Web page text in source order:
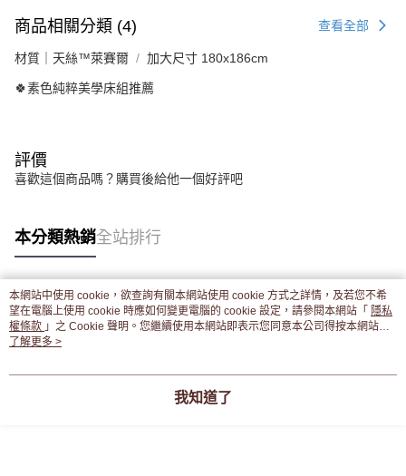
商品相關分類 (4) 查看全部
材質｜天絲™萊賽爾 加大尺寸 180x186cm
🍀素色純粹美學床組推薦
評價
喜歡這個商品嗎？購買後給他一個好評吧
本分類熱銷全站排行
熱門標籤
本網站中使用 cookie，欲查詢有關本網站使用 cookie 方式之詳情，及若您不希
望在電腦上使用 cookie 時應如何變更電腦的 cookie 設定，請參閱本網站「 隱私
權條款 」之 Cookie 聲明。您繼續使用本網站即表示您同意本公司得按本網站使
用條款之 Cookie 聲明使用 cookie。
了解更多 >
我知道了